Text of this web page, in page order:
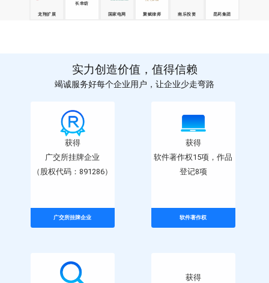
龙翔扩展 国家电网 聚赋律师 南乐投资 昆药集团
实力创造价值，值得信赖
竭诚服务好每个企业用户，让企业少走弯路
获得
广交所挂牌企业
（股权代码：891286）
广交所挂牌企业
获得
软件著作权15项，作品
登记8项
软件著作权